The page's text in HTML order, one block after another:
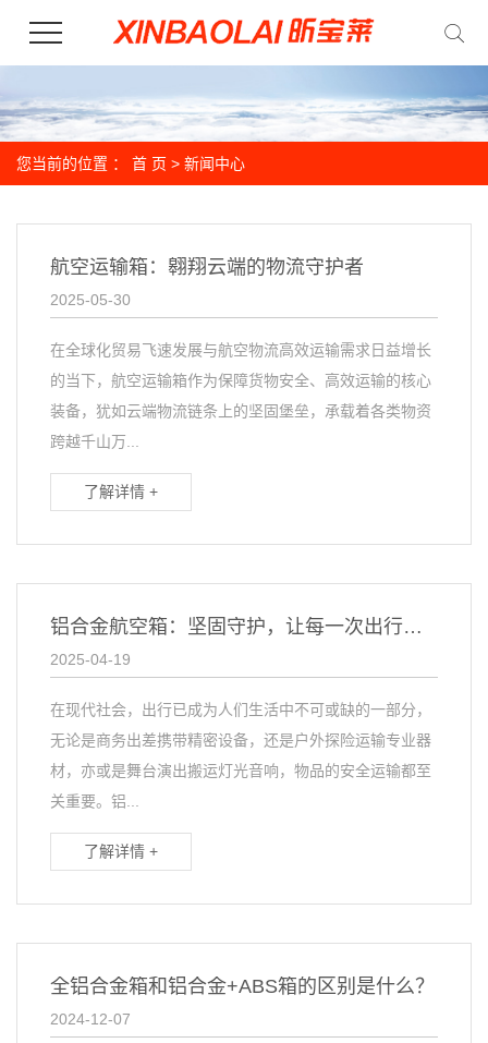
您当前的位置 ： 首 页 > 新闻中心
航空运输箱：翱翔云端的物流守护者
2025-05-30
在全球化贸易飞速发展与航空物流高效运输需求日益增长
的当下，航空运输箱作为保障货物安全、高效运输的核心
装备，犹如云端物流链条上的坚固堡垒，承载着各类物资
跨越千山万...
了解详情 +
铝合金航空箱：坚固守护，让每一次出行都从容不迫
2025-04-19
在现代社会，出行已成为人们生活中不可或缺的一部分，
无论是商务出差携带精密设备，还是户外探险运输专业器
材，亦或是舞台演出搬运灯光音响，物品的安全运输都至
关重要。铝...
了解详情 +
全铝合金箱和铝合金+ABS箱的区别是什么？
2024-12-07